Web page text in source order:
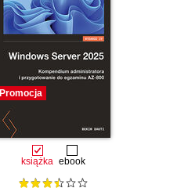
Promocja
książka ebook